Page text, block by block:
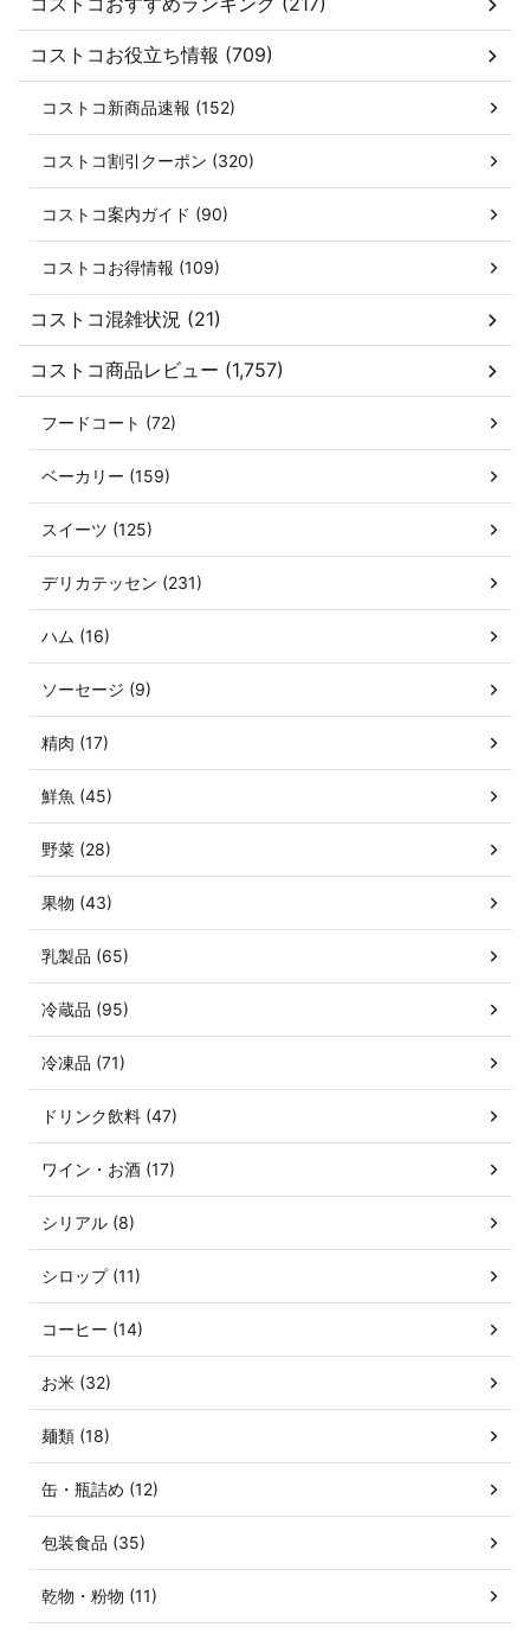
コストコお役立ち情報 (709)
コストコ新商品速報 (152)
コストコ割引クーポン (320)
コストコ案内ガイド (90)
コストコお得情報 (109)
コストコ混雑状況 (21)
コストコ商品レビュー (1,757)
フードコート (72)
ベーカリー (159)
スイーツ (125)
デリカテッセン (231)
ハム (16)
ソーセージ (9)
精肉 (17)
鮮魚 (45)
野菜 (28)
果物 (43)
乳製品 (65)
冷蔵品 (95)
冷凍品 (71)
ドリンク飲料 (47)
ワイン・お酒 (17)
シリアル (8)
シロップ (11)
コーヒー (14)
お米 (32)
麺類 (18)
缶・瓶詰め (12)
包装食品 (35)
乾物・粉物 (11)